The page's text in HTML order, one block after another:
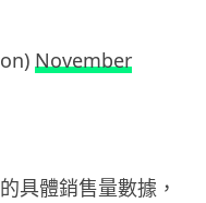
November
具體銷售量數據，